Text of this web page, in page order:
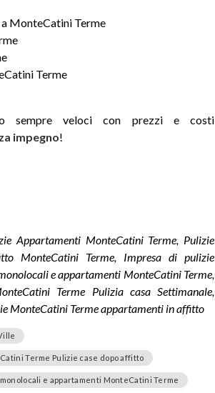
MonteCatini Terme
Terme
sempre veloci con prezzi e costi
impegno!
Appartamenti MonteCatini Terme, Pulizie
MonteCatini Terme, Impresa di pulizie
e appartamenti MonteCatini Terme,
Terme Pulizia casa Settimanale,
MonteCatini Terme appartamenti in affitto
Terme Pulizie case dopo affitto
e appartamenti MonteCatini Terme